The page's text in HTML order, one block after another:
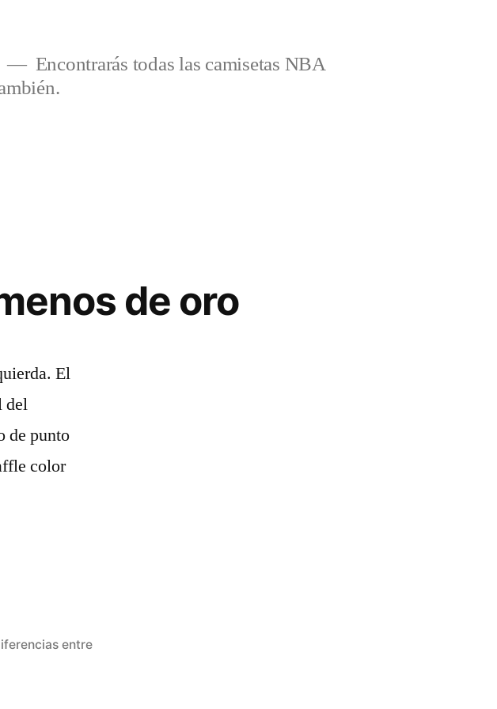
Encontrarás todas las camisetas NBA
de oro
El
del
de punto
color
entre